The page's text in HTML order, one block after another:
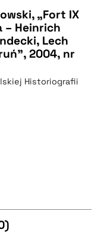
„Fort IX
– Heinrich
Lech
2004, nr
Historiografii